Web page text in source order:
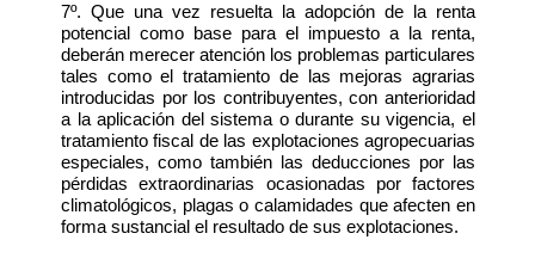
7º. Que una vez resuelta la adopción de la renta
potencial como base para el impuesto a la renta,
deberán merecer atención los problemas particulares
tales como el tratamiento de las mejoras agrarias
introducidas por los contribuyentes, con anterioridad
a la aplicación del sistema o durante su vigencia, el
tratamiento fiscal de las explotaciones agropecuarias
especiales, como también las deducciones por las
pérdidas extraordinarias ocasionadas por factores
climatológicos, plagas o calamidades que afecten en
forma sustancial el resultado de sus explotaciones.